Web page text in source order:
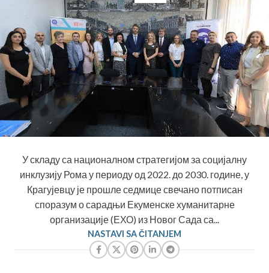
У складу са националном стратегијом за социјалну
инклузију Рома у периоду од 2022. до 2030. године, у
Крагујевцу је прошле седмице свечано потписан
споразум о сарадњи Екуменске хуманитарне
организације (ЕХО) из Новог Сада са...
NASTAVI SA ČITANJEM